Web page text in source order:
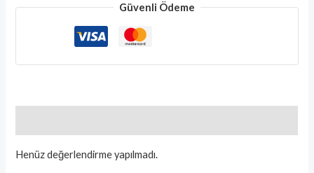
Güvenli Ödeme
Henüz değerlendirme yapılmadı.